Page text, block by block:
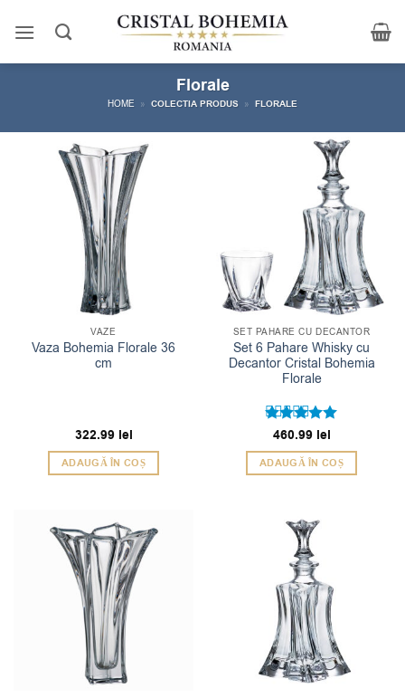
Florale
HOME » COLECTIA PRODUS » FLORALE
VAZE
Vaza Bohemia Florale 36
cm
322.99 lei
ADAUGĂ ÎN COȘ
SET PAHARE CU DECANTOR
Set 6 Pahare Whisky cu
Decantor Cristal Bohemia
Florale
Evaluat la
5din 5
460.99 lei
ADAUGĂ ÎN COȘ